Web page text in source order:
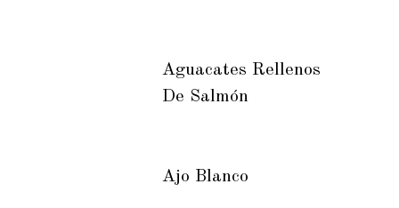
Aguacates Rellenos
De Salmón
Ajo Blanco